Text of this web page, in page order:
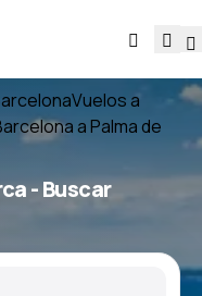
Vuelos a
a Palma de
- Buscar